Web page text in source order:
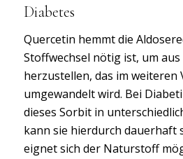
Diabetes
Quercetin hemmt die
Stoffwechsel nötig ist, um
herzustellen, das im weiteren
umgewandelt wird. Bei
dieses Sorbit in
kann sie hierdurch dauerhaft
eignet sich der Naturstoff